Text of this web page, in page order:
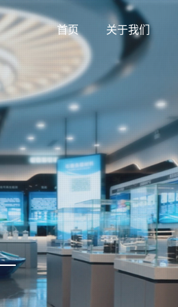
首页 关于我们